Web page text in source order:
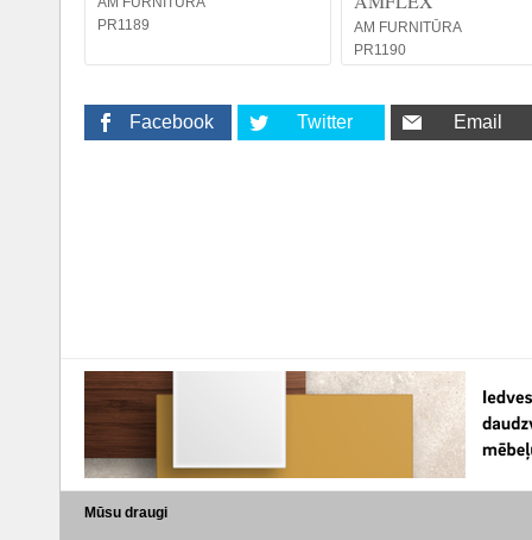
PR1189
AM FURNITŪRA
PR1190
Facebook Twitter Email
Mūsu draugi